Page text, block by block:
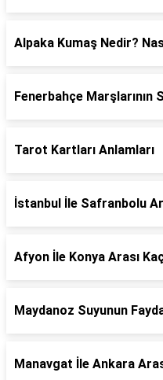
Alpaka Kumaş Nedir?
Fenerbahçe Marşlarının
Tarot Kartları Anlamları
İstanbul İle Safranbolu
Afyon İle Konya Arası
Maydanoz Suyunun
Manavgat İle Ankara